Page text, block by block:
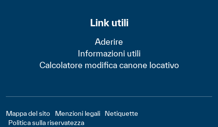
Link utili
Aderire
Informazioni utili
Calcolatore modifica canone locativo
Footer - Bas
Mappa del sito Menzioni legali
Netiquette
Politica sulla riservatezza